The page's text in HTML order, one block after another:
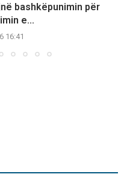
bashkëpunimin për
e...
16:41